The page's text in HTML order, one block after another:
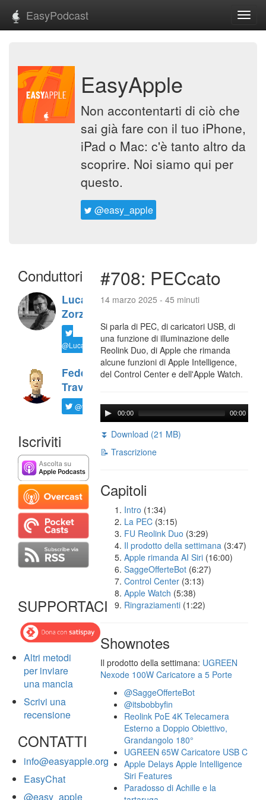
EasyPodcast
EasyApple
Non accontentarti di ciò che
sai già fare con il tuo iPhone,
iPad o Mac: c'è tanto altro da
scoprire. Noi siamo qui per
questo.
@easy_apple
Conduttori
Luca
Zorzi
@LucaTNT
Federico
Travaini
@ftrava
Iscriviti
SUPPORTACI
Altri metodi
per inviare
una mancia
Scrivi una
recensione
CONTATTI
info@easyapple.org
EasyChat
@easy_apple
#708: PECcato
14 marzo 2025 - 45 minuti
Si parla di PEC, di caricatori USB, di
una funzione di illuminazione delle
Reolink Duo, di Apple che rimanda
alcune funzioni di Apple Intelligence,
del Control Center e dell'Apple Watch.
00:00 00:00
⏬ Download (21 MB)
📝 Trascrizione
Capitoli
Intro (1:34)
La PEC (3:15)
FU Reolink Duo (3:29)
Il prodotto della settimana (3:47)
Apple rimanda AI Siri (16:00)
SaggeOfferteBot (6:27)
Control Center (3:13)
Apple Watch (5:38)
Ringraziamenti (1:22)
Shownotes
Il prodotto della settimana: UGREEN
Nexode 100W Caricatore a 5 Porte
@SaggeOfferteBot
@itsbobbyfin
Reolink PoE 4K Telecamera
Esterno a Doppio Obiettivo,
Grandangolo 180°
UGREEN 65W Caricatore USB C
Apple Delays Apple Intelligence
Siri Features
Paradosso di Achille e la